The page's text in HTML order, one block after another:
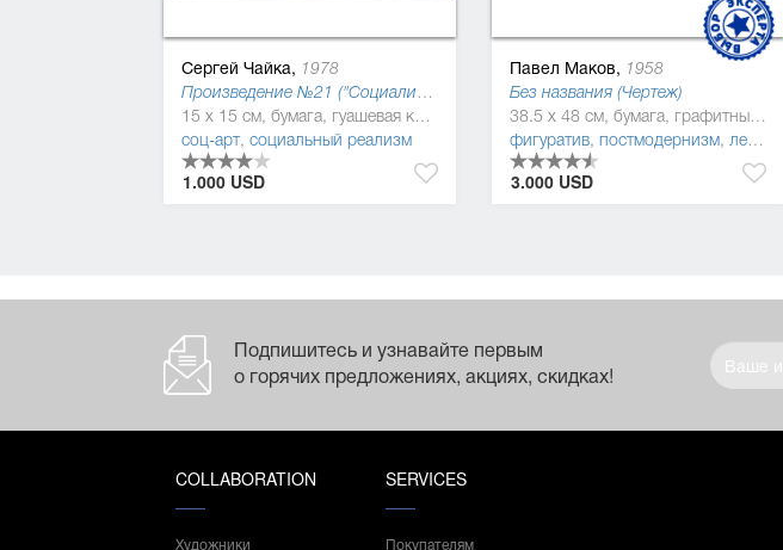
Сергей Чайка, 1978
Произведение №21 ("Социалистическая культура"), 2013
15 x 15 см, бумага, гуашевая краска
соц-арт, социальный реализм
1.000 USD
Павел Маков, 1958
Без названия (Чертеж)
38.5 x 48 см, бумага, графитный карандаш, краска
фигуратив, постмодернизм, леттризм
3.000 USD
Подпишитесь и узнавайте первым
о горячих предложениях, акциях, скидках!
COLLABORATION
Художники
SERVICES
Покупателям